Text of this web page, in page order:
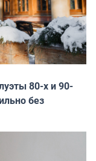
80-х и 90-
без